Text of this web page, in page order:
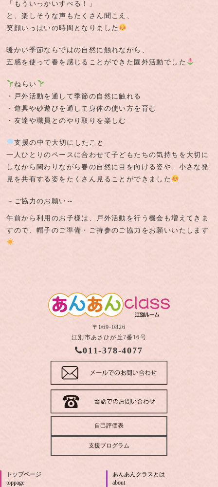
「もういっかいすべる！」
と、楽しそうな声もたくさん聞こえ、
笑顔いっぱいの時間となりました
暖かい季節ならではの自然に触れながら、
五感を使って春を感じることができた園外活動でした
ねらい
・戸外活動を通して季節の自然に触れる
・遊具や砂遊びを通して身体の使い方を育む
・友達や職員とのやり取りを楽しむ
支援の中で大切にしたこと
一人ひとりのペースに合わせて子どもたちの気持ちを大切に
しながら関わりながら春の自然に目を向ける姿や、小さな発
見を共有する姿をたくさん見ることができました
～ご協力のお願い～
午前から利用のお子様は、戸外活動を行う機会も増えてきま
すので、帽子のご準備・ご持参のご協力をお願いいたします
〒069-0826
江別市あさひが丘7番16号
011-378-4077
自己評価表
支援プログラム
トップページ
toppage
あんあんクラスとは
about